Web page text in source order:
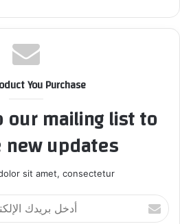
You Purchase
our mailing list to
updates!
sit amet, consectetur.
أ
د